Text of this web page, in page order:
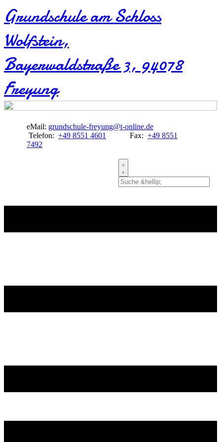
Grundschule am Schloss
Wolfstein​,
Bayerwaldstraße 3, 94078
Freyung
eMail: grundschule-freyung@t-online.de
Telefon: +49 8551 4601 Fax: +49 8551
7492